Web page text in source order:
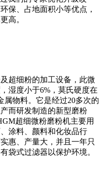
保、占地面积小等优点，
高。
超细粉的加工设备，此微
湿度小于6%，莫氏硬度在
属物料。它是经过20多次的
而研发制造的新型磨粉
超细微粉磨粉机主要用
涂料、颜料和化妆品行
惠、产量大，并且一年只
袋式过滤器以保护环境。